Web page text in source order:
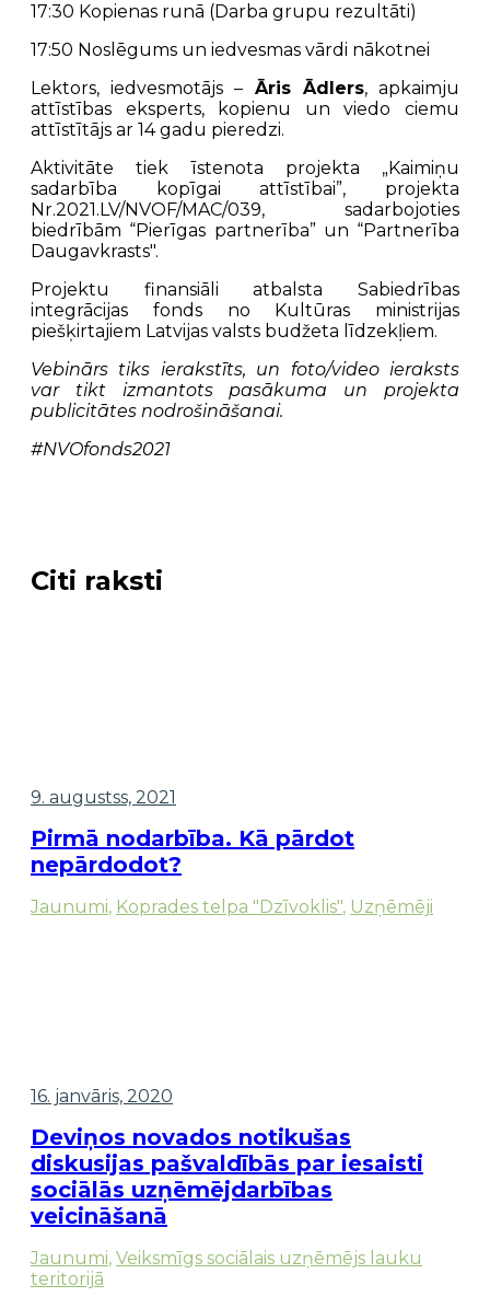
17:30 Kopienas runā (Darba grupu rezultāti)
17:50 Noslēgums un iedvesmas vārdi nākotnei
Lektors, iedvesmotājs – Āris Ādlers, apkaimju
attīstības eksperts, kopienu un viedo ciemu
attīstītājs ar 14 gadu pieredzi.
Aktivitāte tiek īstenota projekta „Kaimiņu
sadarbība kopīgai attīstībai”, projekta
Nr.2021.LV/NVOF/MAC/039, sadarbojoties
biedrībām “Pierīgas partnerība” un “Partnerība
Daugavkrasts".
Projektu finansiāli atbalsta Sabiedrības
integrācijas fonds no Kultūras ministrijas
piešķirtajiem Latvijas valsts budžeta līdzekļiem.
Vebinārs tiks ierakstīts, un foto/video ieraksts
var tikt izmantots pasākuma un projekta
publicitātes nodrošināšanai.
#NVOfonds2021
Citi raksti
9. augustss, 2021
Pirmā nodarbība. Kā pārdot
nepārdodot?
Jaunumi, Koprades telpa "Dzīvoklis", Uzņēmēji
16. janvāris, 2020
Deviņos novados notikušas
diskusijas pašvaldībās par iesaisti
sociālās uzņēmējdarbības
veicināšanā
Jaunumi, Veiksmīgs sociālais uzņēmējs lauku
teritorijā